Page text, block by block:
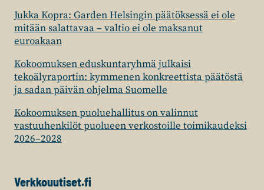
Jukka Kopra: Garden Helsingin päätöksessä ei ole
mitään salattavaa – valtio ei ole maksanut
euroakaan
Kokoomuksen eduskuntaryhmä julkaisi
tekoälyraportin: kymmenen konkreettista päätöstä
ja sadan päivän ohjelma Suomelle
Kokoomuksen puoluehallitus on valinnut
vastuuhenkilöt puolueen verkostoille toimikaudeksi
2026–2028
Verkkouutiset.fi